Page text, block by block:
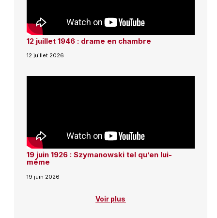
12 juillet 1946 : drame en chambre
12 juillet 2026
19 juin 1926 : Szymanowski tel qu’en lui-
même
19 juin 2026
Voir plus